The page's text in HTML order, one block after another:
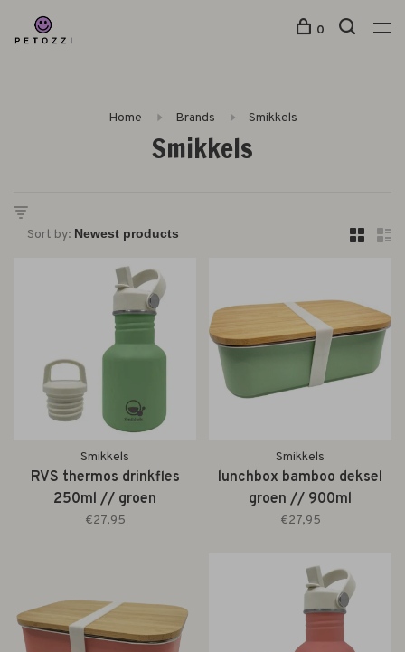
0
Home Brands Smikkels
Smikkels
Sort by:
Smikkels
RVS thermos drinkfles
250ml // groen
€27,95
Smikkels
lunchbox bamboo deksel
groen // 900ml
€27,95